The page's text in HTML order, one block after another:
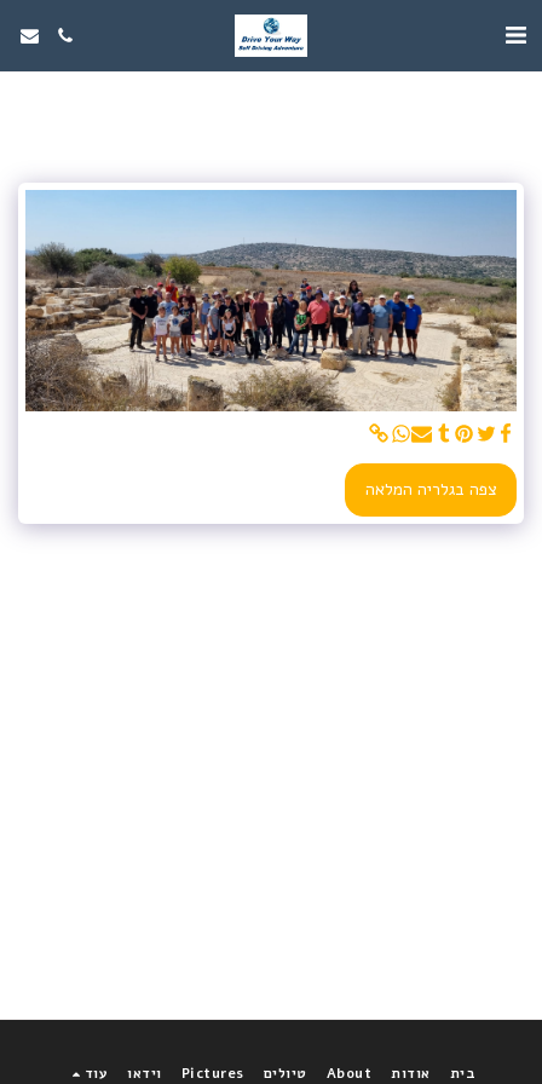
צפה בגלריה המלאה
בית אודות About טיולים Pictures וידאו עוד